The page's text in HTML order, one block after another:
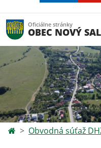
Oficiálne stránky
OBEC NOVÝ
Obvodná súťaž